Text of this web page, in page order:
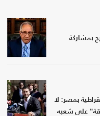
بمشاركة
بمصر: لا
على شعبه